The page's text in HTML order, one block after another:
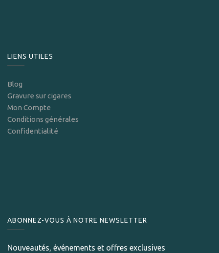
LIENS UTILES
Blog
Gravure sur cigares
Mon Compte
Conditions générales
Confidentialité
ABONNEZ-VOUS À NOTRE NEWSLETTER
Nouveautés, événements et offres exclusives